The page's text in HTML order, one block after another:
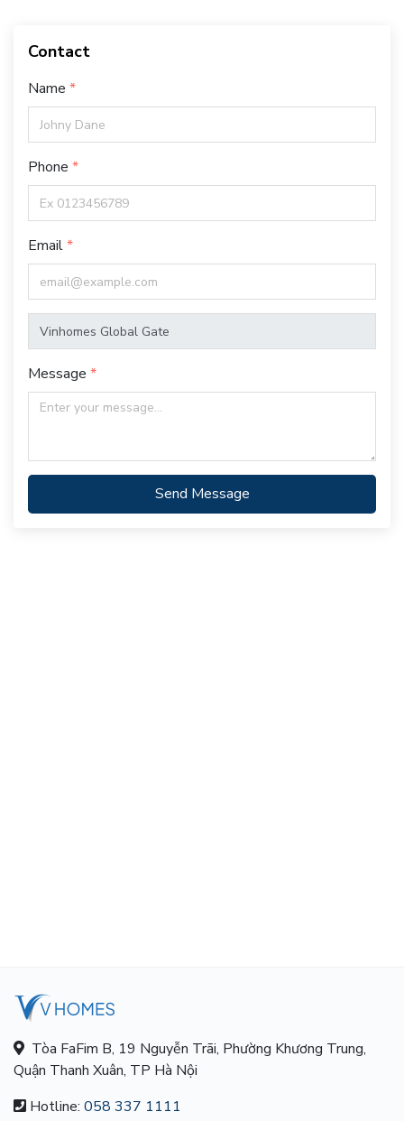
Contact
Name
Phone
Email
Message
Send Message
Tòa FaFim B, 19 Nguyễn Trãi, Phường Khương Trung,
Quận Thanh Xuân, TP Hà Nội
Hotline: 058 337 1111